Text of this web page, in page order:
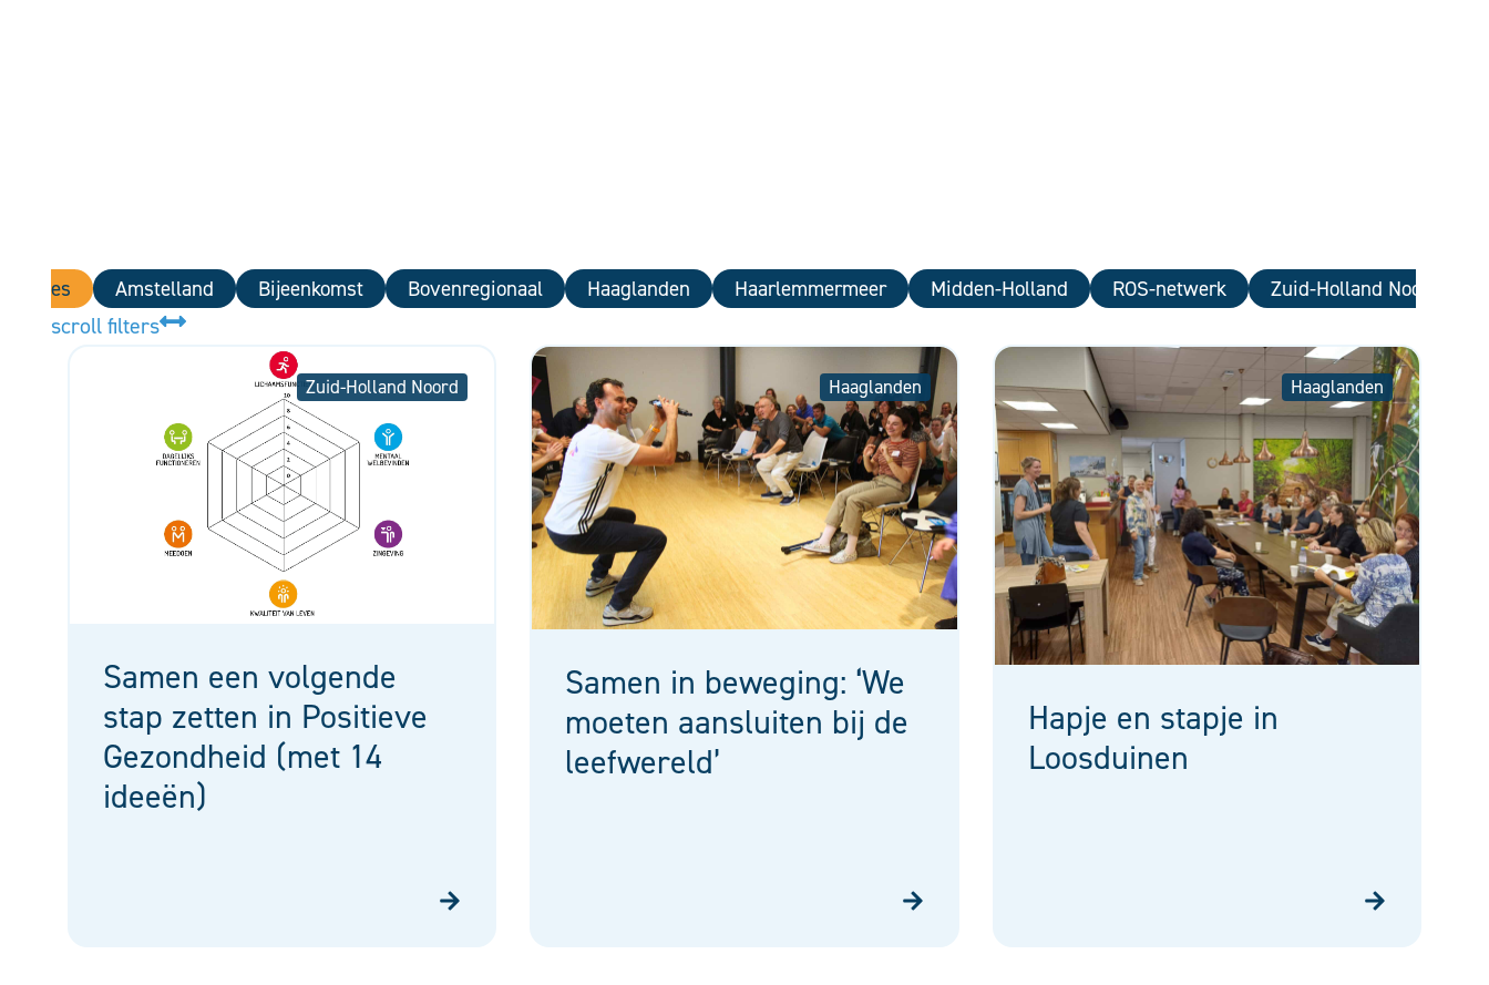
Amstelland Bijeenkomst Bovenregionaal Haaglanden Haarlemmermeer Midden-Holland ROS-netwerk Zuid-Holland Noord
Alles
scroll filters
Zuid-Holland Noord
Samen een volgende
stap zetten in Positieve
Gezondheid (met 14
ideeën)
Haaglanden
Samen in beweging: ‘We
moeten aansluiten bij de
leefwereld’
Haaglanden
Hapje en stapje in
Loosduinen